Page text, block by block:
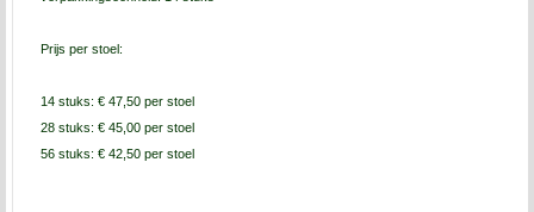
Prijs per stoel:
14 stuks: € 47,50 per stoel
28 stuks: € 45,00 per stoel
56 stuks: € 42,50 per stoel